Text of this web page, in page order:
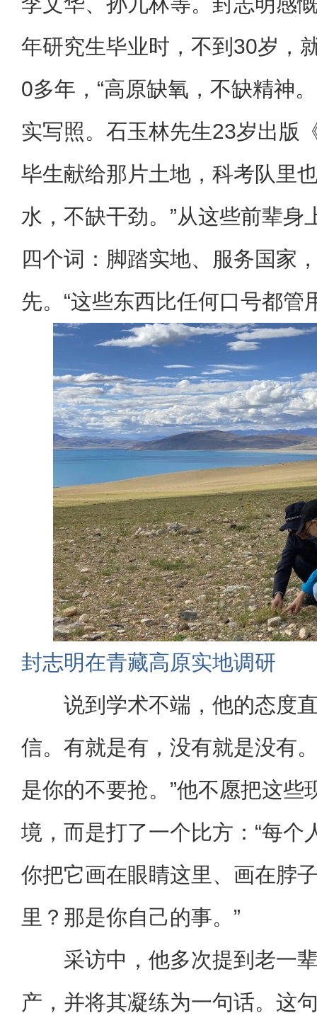
年研究生毕业时，不到30岁，
0多年，“高原缺氧，不缺精神
实写照。石玉林先生23岁出版
毕生献给那片土地，科考队里
水，不缺干劲。”从这些前辈身
四个词：脚踏实地、服务国家
先。“这些东西比任何口号都管
封志明在青藏高原实地调研
说到学术不端，他的态度
信。有就是有，没有就是没有
是你的不要抢。”他不愿把这些
境，而是打了一个比方：“每个
你把它画在眼睛这里、画在脖
里？那是你自己的事。”
采访中，他多次提到老一
产，并将其凝练为一句话。这